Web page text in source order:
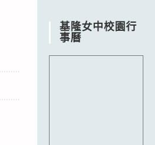
基隆女中校園行
事曆